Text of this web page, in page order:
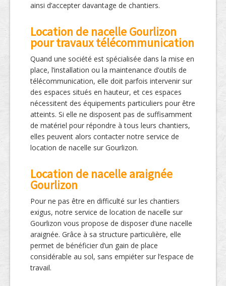
ainsi d’accepter davantage de chantiers.
Location de nacelle Gourlizon
pour travaux télécommunication
Quand une société est spécialisée dans la mise en
place, l’installation ou la maintenance d’outils de
télécommunication, elle doit parfois intervenir sur
des espaces situés en hauteur, et ces espaces
nécessitent des équipements particuliers pour être
atteints. Si elle ne disposent pas de suffisamment
de matériel pour répondre à tous leurs chantiers,
elles peuvent alors contacter notre service de
location de nacelle sur Gourlizon.
Location de nacelle araignée
Gourlizon
Pour ne pas être en difficulté sur les chantiers
exigus, notre service de location de nacelle sur
Gourlizon vous propose de disposer d’une nacelle
araignée. Grâce à sa structure particulière, elle
permet de bénéficier d’un gain de place
considérable au sol, sans empiéter sur l’espace de
travail.